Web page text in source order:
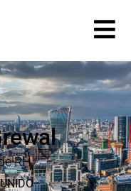
RH
UNIDO